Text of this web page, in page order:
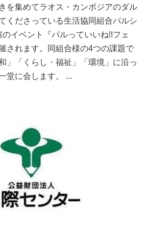
を集めてラオス・カンボジアのダル
くださっている生活協同組合パルシ
イベント『パルっていいね!!フェ
されます。同組合様の4つの課題で
」「くらし・福祉」「環境」に沿っ
堂に会します。 ...